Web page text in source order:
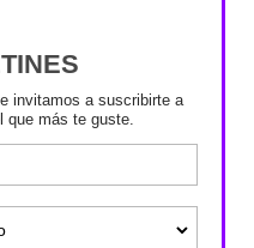
invitamos a suscribirte a
que más te guste.